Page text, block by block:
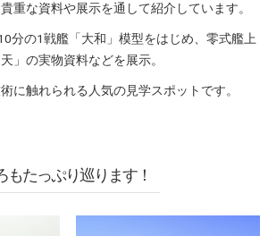
重な資料や展示を通して紹介しています。
分の1戦艦「大和」模型をはじめ、零式艦上
」の実物資料などを展示。
に触れられる人気の見学スポットです。
もたっぷり巡ります！